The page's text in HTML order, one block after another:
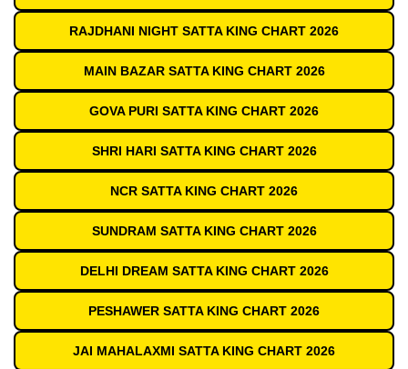
RAJDHANI NIGHT SATTA KING CHART 2026
MAIN BAZAR SATTA KING CHART 2026
GOVA PURI SATTA KING CHART 2026
SHRI HARI SATTA KING CHART 2026
NCR SATTA KING CHART 2026
SUNDRAM SATTA KING CHART 2026
DELHI DREAM SATTA KING CHART 2026
PESHAWER SATTA KING CHART 2026
JAI MAHALAXMI SATTA KING CHART 2026